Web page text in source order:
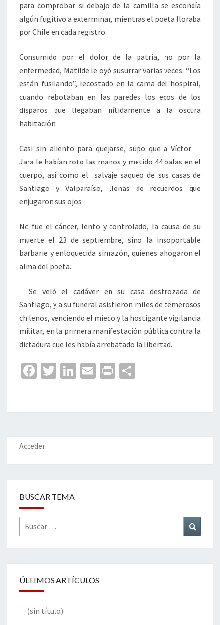
para comprobar si debajo de la camilla se escondía
algún fugitivo a exterminar, mientras el poeta lloraba
por Chile en cada registro.
Consumido por el dolor de la patria, no por la
enfermedad, Matilde le oyó susurrar varias veces: “Los
están fusilando”, recostado en la cama del hospital,
cuando rebotaban en las paredes los ecos de los
disparos que llegaban nítidamente a la oscura
habitación.
Casi sin aliento para quejarse, supo que a Víctor
Jara le habían roto las manos y metido 44 balas en el
cuerpo, así como el salvaje saqueo de sus casas de
Santiago y Valparaíso, llenas de recuerdos que
enjugaron sus ojos.
No fue el cáncer, lento y controlado, la causa de su
muerte el 23 de septiembre, sino la insoportable
barbarie y enloquecida sinrazón, quienes ahogaron el
alma del poeta.
Se veló el cadáver en su casa destrozada de
Santiago, y a su funeral asistieron miles de temerosos
chilenos, venciendo el miedo y la hostigante vigilancia
militar, en la primera manifestación pública contra la
dictadura que les había arrebatado la libertad.
Fa
o
o
k
T
er
Li
dI
n
E
l
Pr
p
ar
Acceder
BUSCAR TEMA
Buscar
por:
ÚLTIMOS ARTÍCULOS
(sin título)